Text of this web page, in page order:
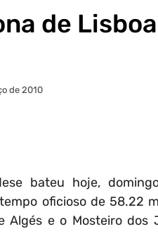
de
de 2010
bateu hoje,
oficioso de 58.22
Algés e o Mosteiro dos